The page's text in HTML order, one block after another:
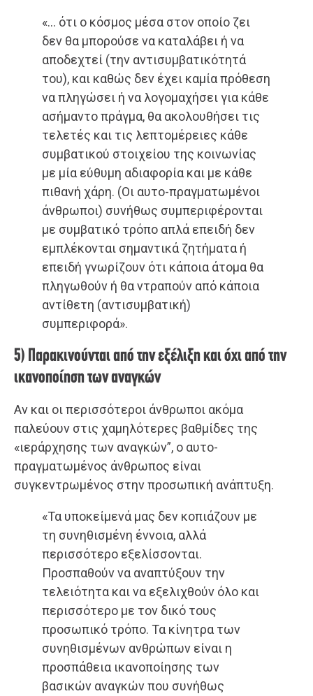
«… ότι ο κόσμος μέσα στον οποίο ζει
δεν θα μπορούσε να καταλάβει ή να
αποδεχτεί (την αντισυμβατικότητά
του), και καθώς δεν έχει καμία πρόθεση
να πληγώσει ή να λογομαχήσει για κάθε
ασήμαντο πράγμα, θα ακολουθήσει τις
τελετές και τις λεπτομέρειες κάθε
συμβατικού στοιχείου της κοινωνίας
με μία εύθυμη αδιαφορία και με κάθε
πιθανή χάρη. (Οι αυτο-πραγματωμένοι
άνθρωποι) συνήθως συμπεριφέρονται
με συμβατικό τρόπο απλά επειδή δεν
εμπλέκονται σημαντικά ζητήματα ή
επειδή γνωρίζουν ότι κάποια άτομα θα
πληγωθούν ή θα ντραπούν από κάποια
αντίθετη (αντισυμβατική)
συμπεριφορά».
5) Παρακινούνται από την εξέλιξη και όχι από την
ικανοποίηση των αναγκών
Αν και οι περισσότεροι άνθρωποι ακόμα
παλεύουν στις χαμηλότερες βαθμίδες της
«ιεράρχησης των αναγκών”, ο αυτο-
πραγματωμένος άνθρωπος είναι
συγκεντρωμένος στην προσωπική ανάπτυξη.
«Τα υποκείμενά μας δεν κοπιάζουν με
τη συνηθισμένη έννοια, αλλά
περισσότερο εξελίσσονται.
Προσπαθούν να αναπτύξουν την
τελειότητα και να εξελιχθούν όλο και
περισσότερο με τον δικό τους
προσωπικό τρόπο. Τα κίνητρα των
συνηθισμένων ανθρώπων είναι η
προσπάθεια ικανοποίησης των
βασικών αναγκών που συνήθως